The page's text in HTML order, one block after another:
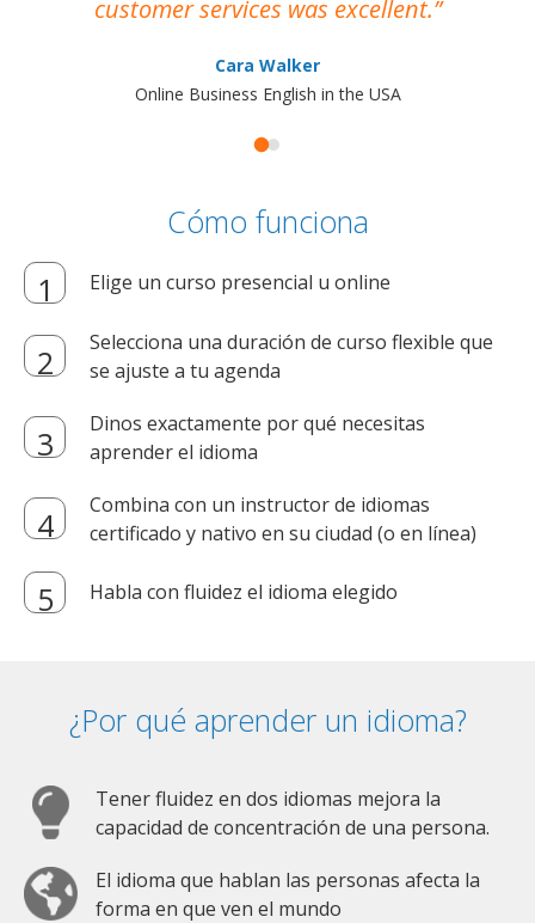
customer services was excellent.
Cara Walker
Online Business English in the USA
Cómo funciona
Elige un curso presencial u online
Selecciona una duración de curso flexible que
se ajuste a tu agenda
Dinos exactamente por qué necesitas
aprender el idioma
Combina con un instructor de idiomas
certificado y nativo en su ciudad (o en línea)
Habla con fluidez el idioma elegido
¿Por qué aprender un idioma?
Tener fluidez en dos idiomas mejora la
capacidad de concentración de una persona.
El idioma que hablan las personas afecta la
forma en que ven el mundo